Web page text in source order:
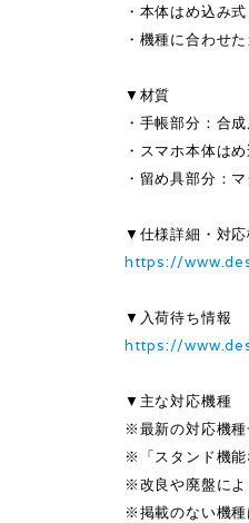
・本体はめ込み式
・機種に合わせ
▼材質
・手帳部分：合
・スマホ本体は
・留め具部分：
▼仕様詳細・対応
https://
▼入荷待ち情報
https://
▼主な対応機種
※最新の対応機種
※「スタンド機能
※改良や廃盤によ
※掲載のない機種